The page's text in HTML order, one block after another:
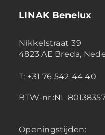
LINAK Benelux
Nikkelstraat 39
4823 AE Breda,
T: +31 76 542 44 40
BTW-nr.:NL
Openingstijden: